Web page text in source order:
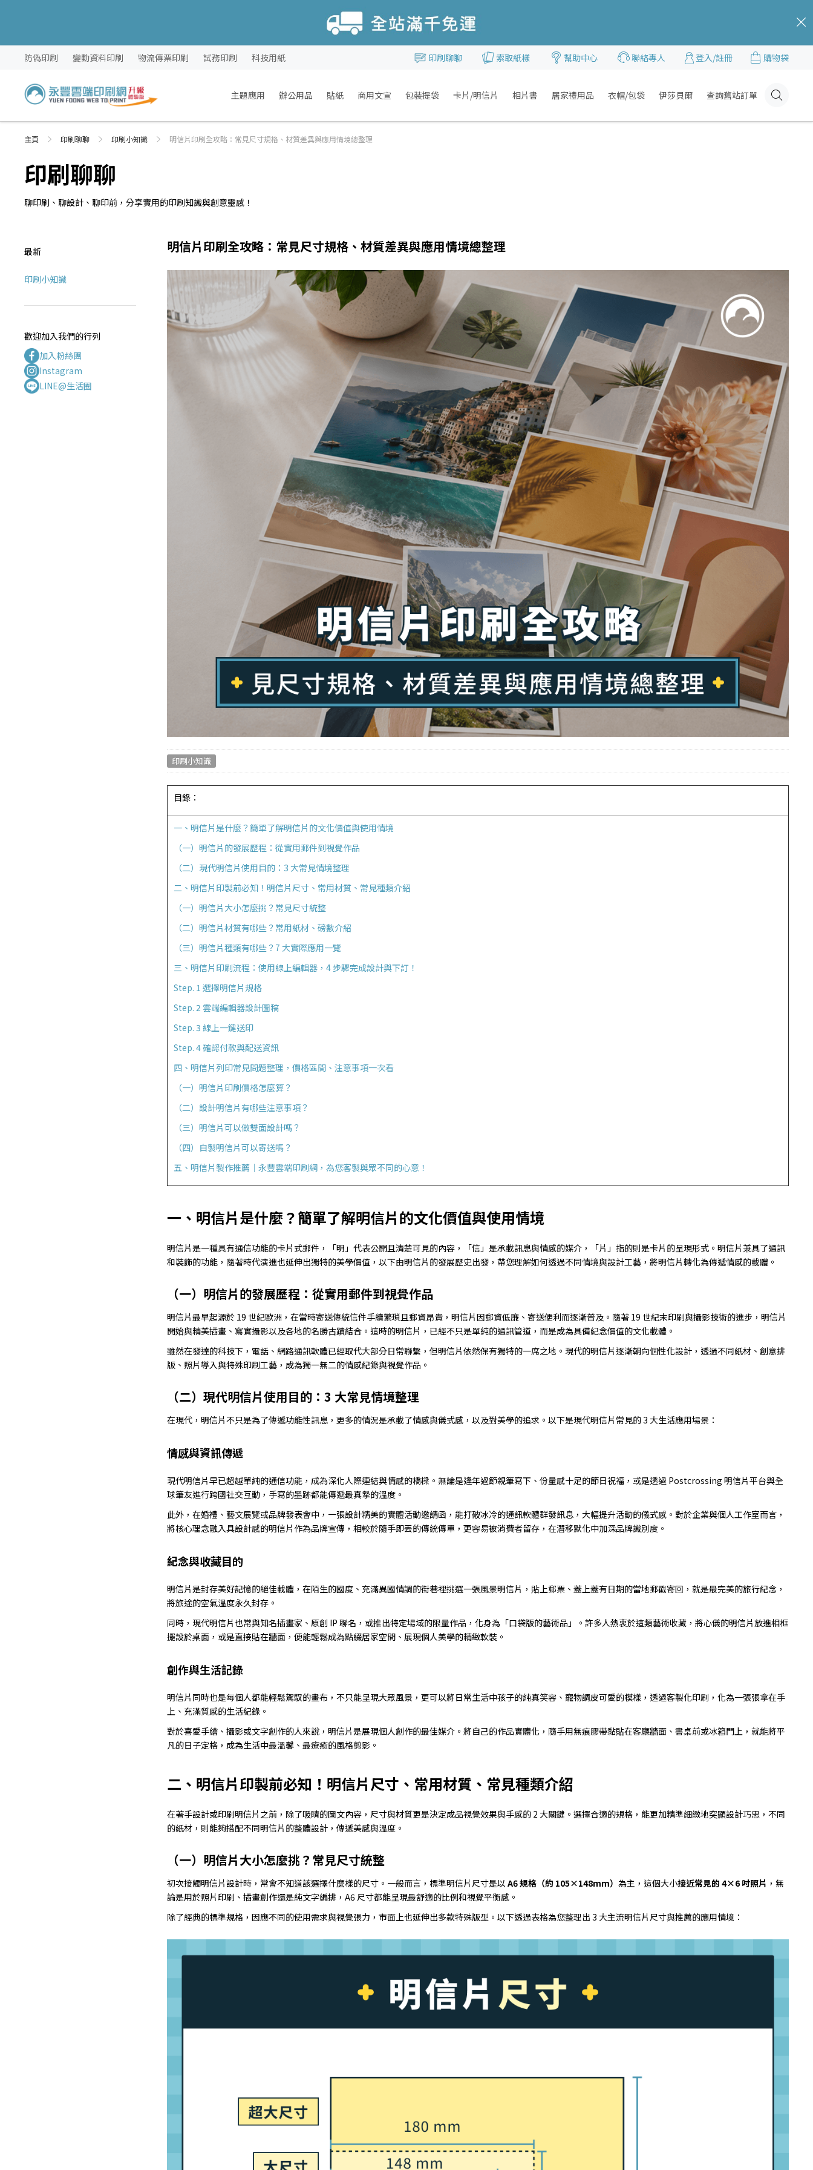
跳
內
容
購物袋
登入/註冊
印刷聊聊 索取紙樣 幫助中心 聯絡專人
防偽印刷 變動資料印刷 物流傳票印刷 試務印刷 科技用紙
主題應用 辦公用品 貼紙 商用文宣 包裝提袋 卡片/明信片 相片書 居家禮用品 衣帽/包袋 伊莎貝爾
查詢舊站訂單
Here
主頁 印刷聊聊 印刷小知識 明信片印刷全攻略：常見尺寸規格、材質差異與應用情境總整理
印刷聊聊
聊印刷、聊設計、聊印前，分享實用的印刷知識與創意靈感！
明信片印刷全攻略：常見尺寸規格、材質差異與應用情境總整理
印刷小知識
目錄：
一、明信片是什麼？簡單了解明信片的文化價值與使用情境
（一）明信片的發展歷程：從實用郵件到視覺作品
（二）現代明信片使用目的：3 大常見情境整理
二、明信片印製前必知！明信片尺寸、常用材質、常見種類介紹
（一）明信片大小怎麼挑？常見尺寸統整
（二）明信片材質有哪些？常用紙材、磅數介紹
（三）明信片種類有哪些？7 大實際應用一覽
三、明信片印刷流程：使用線上編輯器，4 步驟完成設計與下訂！
Step. 1 選擇明信片規格
Step. 2 雲端編輯器設計圖稿
Step. 3 線上一鍵送印
Step. 4 確認付款與配送資訊
四、明信片列印常見問題整理，價格區間、注意事項一次看
（一）明信片印刷價格怎麼算？
（二）設計明信片有哪些注意事項？
（三）明信片可以做雙面設計嗎？
（四）自製明信片可以寄送嗎？
五、明信片製作推薦｜永豐雲端印刷網，為您客製與眾不同的心意！
一、明信片是什麼？簡單了解明信片的文化價值與使用情境
明信片是一種具有通信功能的卡片式郵件，「明」代表公開且清楚可見的內容，「信」是承載訊息與情感的媒介，「片」指的則是卡片的呈現形式。明信片兼具了通訊
和裝飾的功能，隨著時代演進也延伸出獨特的美學價值，以下由明信片的發展歷史出發，帶您理解如何透過不同情境與設計工藝，將明信片轉化為傳遞情感的載體。
（一）明信片的發展歷程：從實用郵件到視覺作品
明信片最早起源於 19 世紀歐洲，在當時寄送傳統信件手續繁瑣且郵資昂貴，明信片因郵資低廉、寄送便利而逐漸普及。隨著 19 世紀末印刷與攝影技術的進步，明信片
開始與精美插畫、寫實攝影以及各地的名勝古蹟結合。這時的明信片，已經不只是單純的通訊管道，而是成為具備紀念價值的文化載體。
雖然在發達的科技下，電話、網路通訊軟體已經取代大部分日常聯繫，但明信片依然保有獨特的一席之地。現代的明信片逐漸朝向個性化設計，透過不同紙材、創意排
版、照片導入與特殊印刷工藝，成為獨一無二的情感紀錄與視覺作品。
（二）現代明信片使用目的：3 大常見情境整理
在現代，明信片不只是為了傳遞功能性訊息，更多的情況是承載了情感與儀式感，以及對美學的追求。以下是現代明信片常見的 3 大生活應用場景：
情感與資訊傳遞
現代明信片早已超越單純的通信功能，成為深化人際連結與情感的橋樑。無論是逢年過節親筆寫下、份量感十足的節日祝福，或是透過 Postcrossing 明信片平台與全
球筆友進行跨國社交互動，手寫的墨跡都能傳遞最真摯的溫度。
此外，在婚禮、藝文展覽或品牌發表會中，一張設計精美的實體活動邀請函，能打破冰冷的通訊軟體群發訊息，大幅提升活動的儀式感。對於企業與個人工作室而言，
將核心理念融入具設計感的明信片作為品牌宣傳，相較於隨手即丟的傳統傳單，更容易被消費者留存，在潛移默化中加深品牌識別度。
紀念與收藏目的
明信片是封存美好記憶的絕佳載體，在陌生的國度、充滿異國情調的街巷裡挑選一張風景明信片，貼上郵票、蓋上蓋有日期的當地郵戳寄回，就是最完美的旅行紀念，
將旅途的空氣溫度永久封存。
同時，現代明信片也常與知名插畫家、原創 IP 聯名，或推出特定場域的限量作品，化身為「口袋版的藝術品」。許多人熱衷於這類藝術收藏，將心儀的明信片放進相框
擺設於桌面，或是直接貼在牆面，便能輕鬆成為點綴居家空間、展現個人美學的精緻軟裝。
創作與生活記錄
明信片同時也是每個人都能輕鬆駕馭的畫布，不只能呈現大眾風景，更可以將日常生活中孩子的純真笑容、寵物調皮可愛的模樣，透過客製化印刷，化為一張張拿在手
上、充滿質感的生活紀錄。
對於喜愛手繪、攝影或文字創作的人來說，明信片是展現個人創作的最佳媒介。將自己的作品實體化，隨手用無痕膠帶黏貼在客廳牆面、書桌前或冰箱門上，就能將平
凡的日子定格，成為生活中最溫馨、最療癒的風格剪影。
二、明信片印製前必知！明信片尺寸、常用材質、常見種類介紹
在著手設計或印刷明信片之前，除了吸睛的圖文內容，尺寸與材質更是決定成品視覺效果與手感的 2 大關鍵。選擇合適的規格，能更加精準細緻地突顯設計巧思，不同
的紙材，則能夠搭配不同明信片的整體設計，傳遞美感與溫度。
（一）明信片大小怎麼挑？常見尺寸統整
初次接觸明信片設計時，常會不知道該選擇什麼樣的尺寸。一般而言，標準明信片尺寸是以 A6 規格（約 105×148mm） 為主，這個大小接近常見的 4×6 吋照片 ，無
論是用於照片印刷、插畫創作還是純文字編排，A6 尺寸都能呈現最舒適的比例和視覺平衡感。
除了經典的標準規格，因應不同的使用需求與視覺張力，市面上也延伸出多款特殊版型。以下透過表格為您整理出 3 大主流明信片尺寸與推薦的應用情境：
刷
知
最新
印刷小知識
歡迎加入我們的行列
加入粉絲團
Instagram
LINE@生活圈